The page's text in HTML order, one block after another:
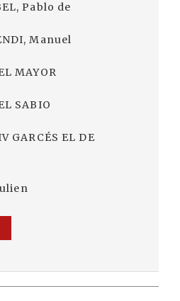
Pablo de
Manuel
MAYOR
SABIO
GARCÉS EL DE